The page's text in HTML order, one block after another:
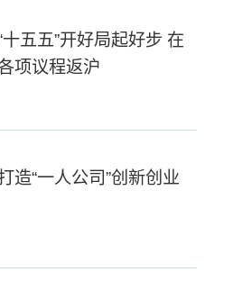
五五”开好局起好步 在
项议程返沪
造“一人公司”创新创业